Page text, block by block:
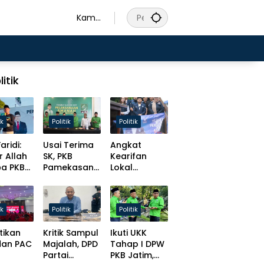
Kamis
Allah
PKB
Politik
Usai Terima
SK, PKB
Pamekasan
Target Solid
Hingga Desa
Politik
Angkat
Kearifan
Lokal
Slamet
Ariyadi
Bulatkan
Tekat Daftar
Caketum BM
PAN
PAC
Politik
Kritik Sampul
Majalah, DPD
Partai
Politik
Ikuti UKK
Tahap I DPW
PKB Jatim,